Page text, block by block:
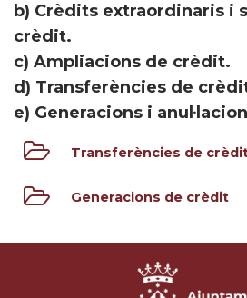
b) Crèdits extraordinaris i
crèdit.
c) Ampliacions de crèdit.
d) Transferències de
e) Generacions i
Transferències de
Generacions de crèdit